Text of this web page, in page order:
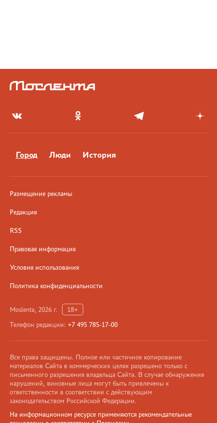
Город Люди История
Размещение рекламы
Редакция
RSS
Правовая информация
Условия использования
Политика конфиденциальности
Moslenta, 2026 г.
18+
Телефон редакции: +7 495 785-17-00
Все права защищены. Полное или частичное копирование
материалов Сайта в коммерческих целях разрешено только с
письменного разрешения владельца Сайта. В случае обнаружения
нарушений, виновные лица могут быть привлечены к
ответственности в соответствии с действующим
законодательством Российской Федерации.
На информационном ресурсе применяются рекомендательные